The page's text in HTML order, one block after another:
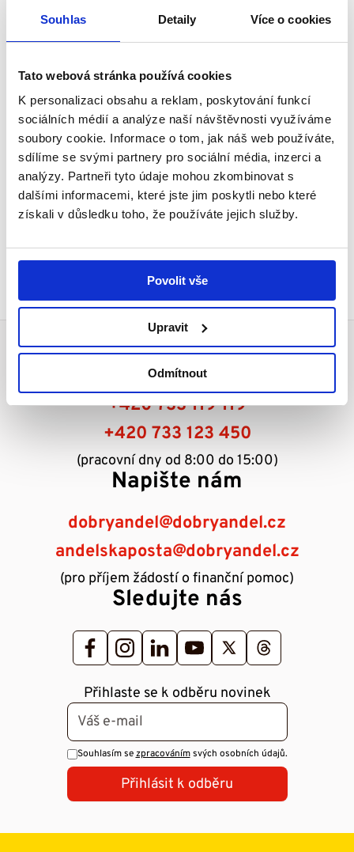
Souhlas Detaily Více o cookies
Tato webová stránka používá cookies
K personalizaci obsahu a reklam, poskytování funkcí
sociálních médií a analýze naší návštěvnosti využíváme
soubory cookie. Informace o tom, jak náš web používáte,
sdílíme se svými partnery pro sociální média, inzerci a
analýzy. Partneři tyto údaje mohou zkombinovat s
dalšími informacemi, které jste jim poskytli nebo které
získali v důsledku toho, že používáte jejich služby.
Povolit vše
Upravit
Odmítnout
2 3
Infolinka
+420 733 119 119
+420 733 123 450
(pracovní dny od 8:00 do 15:00)
Napište nám
dobryandel@dobryandel.cz
andelskaposta@dobryandel.cz
(pro příjem žádostí o finanční pomoc)
Sledujte nás
Přihlaste se k odběru novinek
Souhlasím sezpracovánímsvých osobních údajů.
Přihlásit k odběru